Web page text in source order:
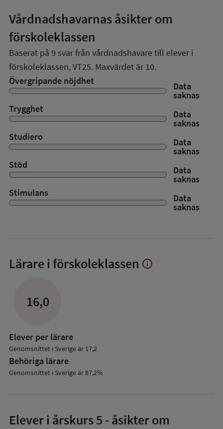
Vårdnadshavarnas åsikter om
förskoleklassen
Baserat på 9 svar från vårdnadshavare till elever i
förskoleklassen,VT25. Maxvärdet är 10.
Övergripande nöjdhet
Data
saknas
Trygghet
Data
saknas
Studiero
Data
saknas
Stöd
Data
saknas
Stimulans
Data
saknas
Lärare i förskoleklassen Visa
info
16,0
Elever per lärare
Genomsnittet i Sverige är 17,2
Behöriga lärare
Genomsnittet i Sverige är 87,2%
Elever i årskurs 5 - åsikter om